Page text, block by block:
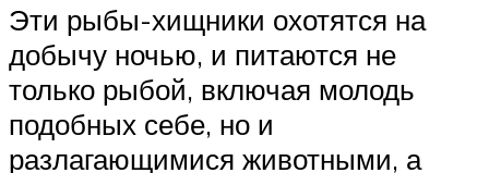
Эти рыбы-хищники охотятся на
добычу ночью, и питаются не
только рыбой, включая молодь
подобных себе, но и
разлагающимися животными, а